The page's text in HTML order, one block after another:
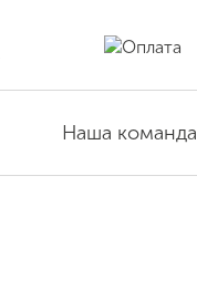
Наша команда